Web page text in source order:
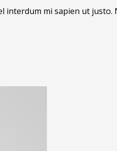
interdum mi sapien ut justo.